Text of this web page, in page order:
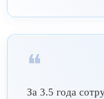
❝
За 3.5 года